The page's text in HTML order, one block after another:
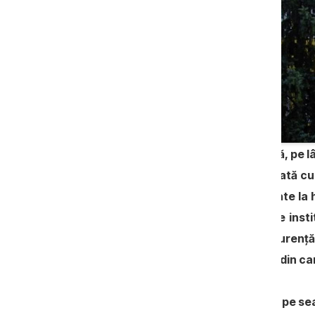
Zeci de consilieri raionali desfășoară,
aleșilor locali scoate în vileag că odată
consilierilor raionali par să fie abonate
contracte cu structuri subordonate
principiilor de transparență și
licitații varsă donații către partidele din
Transportarea elevilor la Anenii Noi, pe